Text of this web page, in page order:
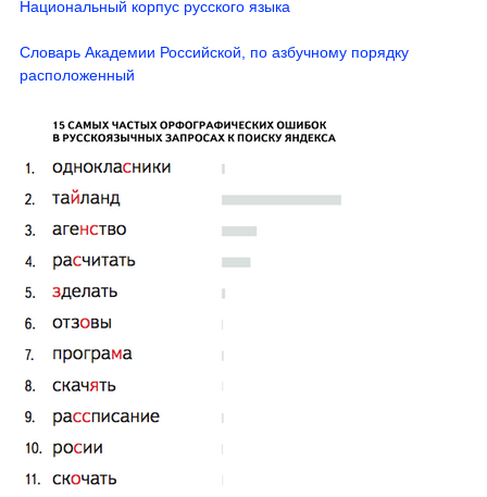
Национальный корпус русского языка
Словарь Академии Российской, по азбучному порядку
расположенный